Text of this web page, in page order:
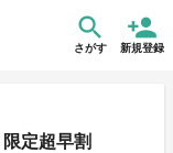
さがす 新規登録
定超早割